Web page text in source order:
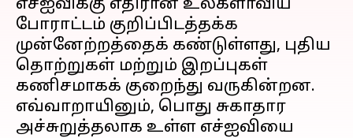
எச்ஐவிக்கு எதிரான உலகளாவிய
போராட்டம் குறிப்பிடத்தக்க
முன்னேற்றத்தைக் கண்டுள்ளது, புதிய
தொற்றுகள் மற்றும் இறப்புகள்
கணிசமாகக் குறைந்து வருகின்றன.
எவ்வாறாயினும், பொது சுகாதார
அச்சுறுத்தலாக உள்ள எச்ஐவியை